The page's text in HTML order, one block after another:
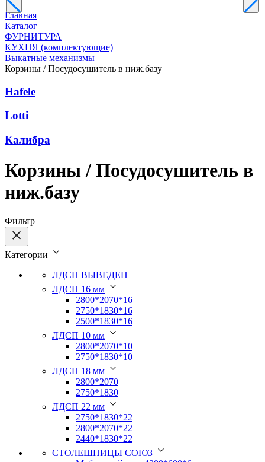
Главная
Каталог
ФУРНИТУРА
КУХНЯ (комплектующие)
Выкатные механизмы
Корзины / Посудосушитель в ниж.базу
Hafele
Lotti
Калибра
Корзины / Посудосушитель в
ниж.базу
Фильтр
Категории
ЛДСП ВЫВЕДЕН
ЛДСП 16 мм
2800*2070*16
2750*1830*16
2500*1830*16
ЛДСП 10 мм
2800*2070*10
2750*1830*10
ЛДСП 18 мм
2800*2070
2750*1830
ЛДСП 22 мм
2750*1830*22
2800*2070*22
2440*1830*22
СТОЛЕШНИЦЫ СОЮЗ